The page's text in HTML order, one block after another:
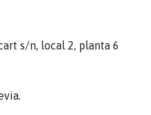
s/n, local 2, planta 6